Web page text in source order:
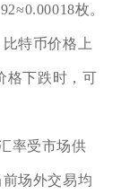
枚。
特币价格上
格下跌时，可
率受市场供
场外交易均